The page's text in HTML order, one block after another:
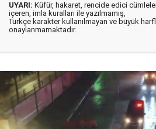
UYARI: Küfür, hakaret, rencide edici
içeren, imla kuralları ile yazılmamış,
Türkçe karakter kullanılmayan ve büyük
onaylanmamaktadır.